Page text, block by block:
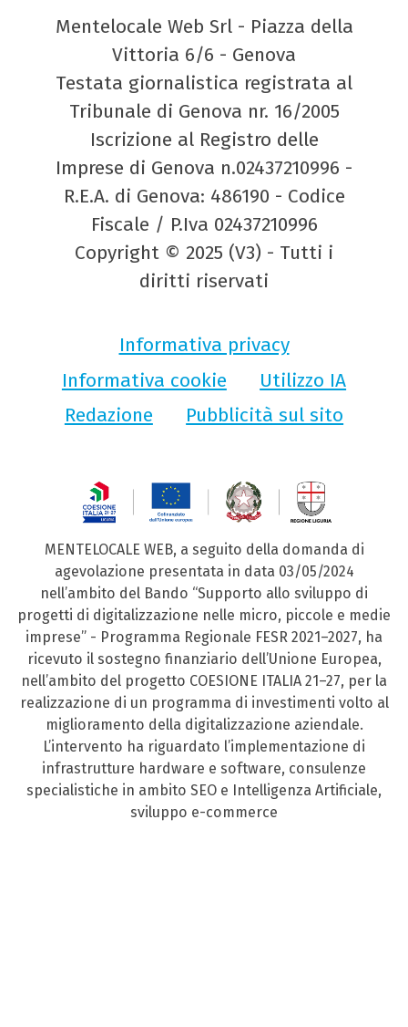
Mentelocale Web Srl - Piazza della
Vittoria 6/6 - Genova
Testata giornalistica registrata al
Tribunale di Genova nr. 16/2005
Iscrizione al Registro delle
Imprese di Genova n.02437210996 -
R.E.A. di Genova: 486190 - Codice
Fiscale / P.Iva 02437210996
Copyright © 2025 (V3) - Tutti i
diritti riservati
Informativa privacy
Informativa cookie
Utilizzo IA
Redazione
Pubblicità sul sito
MENTELOCALE WEB, a seguito della domanda di
agevolazione presentata in data 03/05/2024
nell’ambito del Bando “Supporto allo sviluppo di
progetti di digitalizzazione nelle micro, piccole e medie
imprese” - Programma Regionale FESR 2021–2027, ha
ricevuto il sostegno finanziario dell’Unione Europea,
nell’ambito del progetto COESIONE ITALIA 21–27, per la
realizzazione di un programma di investimenti volto al
miglioramento della digitalizzazione aziendale.
L’intervento ha riguardato l’implementazione di
infrastrutture hardware e software, consulenze
specialistiche in ambito SEO e Intelligenza Artificiale,
sviluppo e-commerce